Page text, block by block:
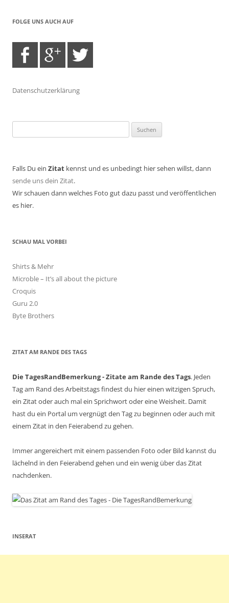
FOLGE UNS AUCH AUF
Datenschutzerklärung
nach:
Falls Du ein Zitat kennst und es unbedingt hier sehen willst, dann
sende uns dein Zitat.
Wir schauen dann welches Foto gut dazu passt und veröffentlichen
es hier.
SCHAU MAL VORBEI
Shirts & Mehr
Microble – It’s all about the picture
Croquis
Guru 2.0
Byte Brothers
ZITAT AM RANDE DES TAGS
Die TagesRandBemerkung - Zitate am Rande des Tags. Jeden
Tag am Rand des Arbeitstags findest du hier einen witzigen Spruch,
ein Zitat oder auch mal ein Sprichwort oder eine Weisheit. Damit
hast du ein Portal um vergnügt den Tag zu beginnen oder auch mit
einem Zitat in den Feierabend zu gehen.
Immer angereichert mit einem passenden Foto oder Bild kannst du
lächelnd in den Feierabend gehen und ein wenig über das Zitat
nachdenken.
INSERAT